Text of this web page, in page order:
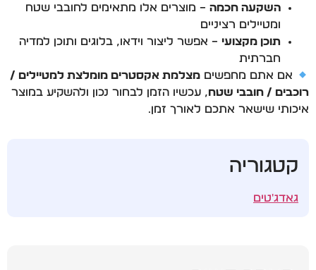
השקעה חכמה – מוצרים אלו מתאימים לחובבי שטח
ומטיילים רציניים
תוכן מקצועי – אפשר ליצור וידאו, בלוגים ותוכן למדיה
חברתית
אם אתם מחפשיםמצלמת אקסטרים מומלצת למטיילים /
רוכבים / חובבי שטח, עכשיו הזמן לבחור נכון ולהשקיע במוצר
איכותי שישאר אתכם לאורך זמן.
קטגוריה
גאדג'טים